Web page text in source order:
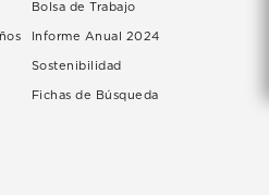
Bolsa de Trabajo
Informe Anual 2024
Sostenibilidad
Fichas de Búsqueda